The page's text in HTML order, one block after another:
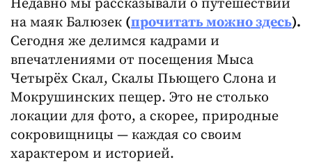
Недавно мы рассказывали о путешествии
на маяк Балюзек (прочитать можно здесь).
Сегодня же делимся кадрами и
впечатлениями от посещения Мыса
Четырёх Скал, Скалы Пьющего Слона и
Мокрушинских пещер. Это не столько
локации для фото, а скорее, природные
сокровищницы — каждая со своим
характером и историей.